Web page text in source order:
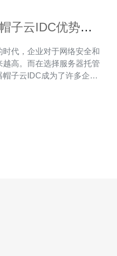
子云IDC优势选
代，企业对于网络安全和
高。而在选择服务器托管
子云IDC成为了许多企业